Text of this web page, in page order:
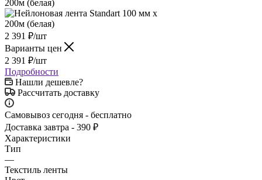
2 391 ₽/шт
Варианты цен
2 391 ₽/шт
Подробности
Нашли дешевле?
Рассчитать доставку
Самовывоз сегодня - бесплатно
Доставка завтра - 390 ₽
Характеристики
Тип
—
Текстиль ленты